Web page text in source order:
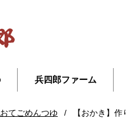
兵四郎ファーム
てごめんつゆ / 【おかき】